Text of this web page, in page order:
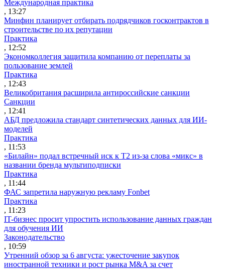
Международная практика
, 13:27
Минфин планирует отбирать подрядчиков госконтрактов в
строительстве по их репутации
Практика
, 12:52
Экономколлегия защитила компанию от переплаты за
пользование землей
Практика
, 12:43
Великобритания расширила антироссийские санкции
Санкции
, 12:41
АБД предложила стандарт синтетических данных для ИИ-
моделей
Практика
, 11:53
«Билайн» подал встречный иск к Т2 из-за слова «микс» в
названии бренда мультиподписки
Практика
, 11:44
ФАС запретила наружную рекламу Fonbet
Практика
, 11:23
IT-бизнес просит упростить использование данных граждан
для обучения ИИ
Законодательство
, 10:59
Утренний обзор за 6 августа: ужесточение закупок
иностранной техники и рост рынка M&A за счет